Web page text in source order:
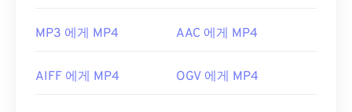
MP3 에게 MP4 AAC 에게 MP4
AIFF 에게 MP4 OGV 에게 MP4